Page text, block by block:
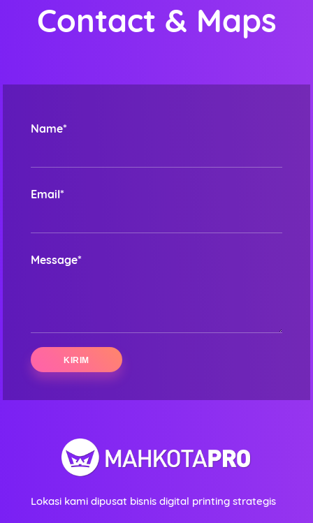
Contact & Maps
Name*
Email*
Message*
Lokasi kami dipusat bisnis digital printing strategis